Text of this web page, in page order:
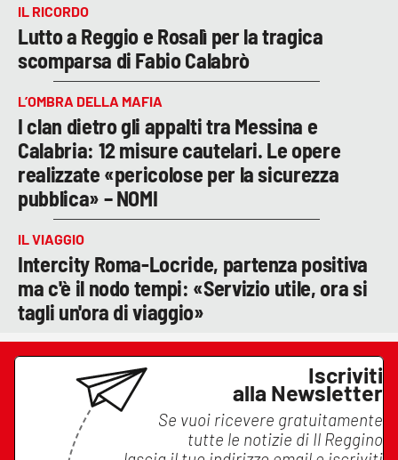
IL RICORDO
Lutto a Reggio e Rosalì per la tragica
scomparsa di Fabio Calabrò
L’OMBRA DELLA MAFIA
I clan dietro gli appalti tra Messina e
Calabria: 12 misure cautelari. Le opere
realizzate «pericolose per la sicurezza
pubblica» – NOMI
IL VIAGGIO
Intercity Roma-Locride, partenza positiva
ma c'è il nodo tempi: «Servizio utile, ora si
tagli un'ora di viaggio»
Iscriviti
alla Newsletter
Se vuoi ricevere gratuitamente
tutte le notizie di Il Reggino